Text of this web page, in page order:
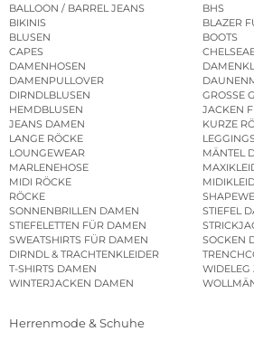
BALLOON / BARREL JEANS
BHS
BIKINIS
BLAZER
BLUSEN
BOOTS
CAPES
DAMENHOSEN
DAMENPULLOVER
DIRNDLBLUSEN
GROSSE
HEMDBLUSEN
JACKEN
JEANS DAMEN
KURZE
LANGE RÖCKE
LOUNGEWEAR
MÄNTEL
MARLENEHOSE
MIDI RÖCKE
RÖCKE
SONNENBRILLEN DAMEN
STIEFEL
STIEFELETTEN FÜR DAMEN
SWEATSHIRTS FÜR DAMEN
SOCKEN
DIRNDL & TRACHTENKLEIDER
T-SHIRTS DAMEN
WIDELEG
WINTERJACKEN DAMEN
Herrenmode & Schuhe